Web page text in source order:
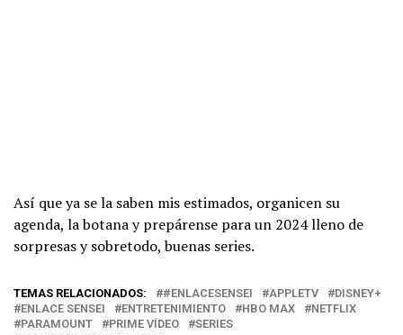
Así que ya se la saben mis estimados, organicen su
agenda, la botana y prepárense para un 2024 lleno de
sorpresas y sobretodo, buenas series.
TEMAS RELACIONADOS: #ENLACESENSEI APPLETV
DISNEY+
ENLACE SENSEI
ENTRETENIMIENTO HBO MAX
NETFLIX
PARAMOUNT
PRIME VÍDEO
SERIES